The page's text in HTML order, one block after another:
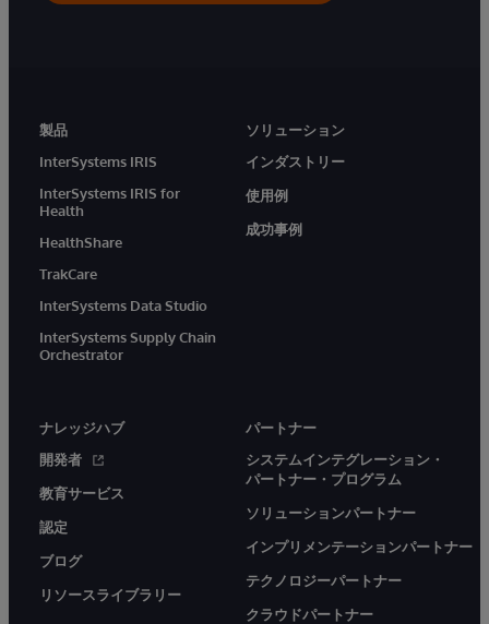
製品
InterSystems IRIS
InterSystems IRIS for
Health
HealthShare
TrakCare
InterSystems Data Studio
InterSystems Supply Chain
Orchestrator
ソリューション
インダストリー
使用例
成功事例
ナレッジハブ
開発者
教育サービス
認定
ブログ
リソースライブラリー
パートナー
システムインテグレーション・
パートナー・プログラム
ソリューションパートナー
インプリメンテーションパートナー
テクノロジーパートナー
クラウドパートナー